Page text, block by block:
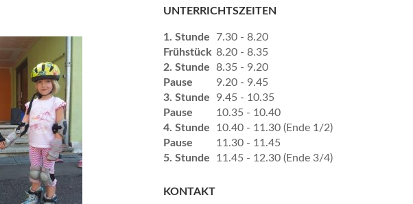
UNTERRICHTSZEITEN
1. Stunde
7.30 - 8.20
Frühstück 8.20 - 8.35
2. Stunde
8.35 - 9.20
Pause
9.20 - 9.45
3. Stunde
9.45 - 10.35
Pause
10.35 - 10.40
4. Stunde
10.40 - 11.30 (Ende 1/2)
Pause
11.30 - 11.45
5. Stunde
11.45 - 12.30 (Ende 3/4)
KONTAKT